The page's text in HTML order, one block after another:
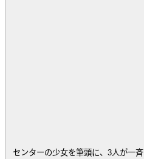
センターの少女を筆頭に、3人が一